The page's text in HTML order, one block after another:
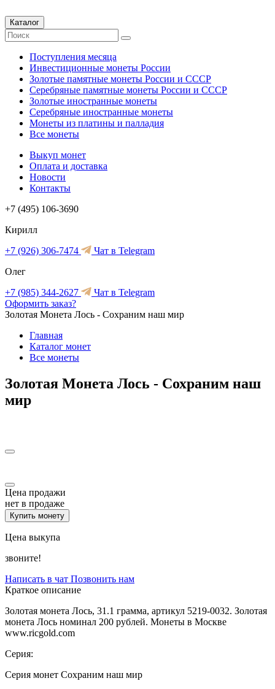
Каталог
Поступления месяца
Инвестиционные монеты России
Золотые памятные монеты России и СССР
Серебряные памятные монеты России и СССР
Золотые иностранные монеты
Серебряные иностранные монеты
Монеты из платины и палладия
Все монеты
Выкуп монет
Оплата и доставка
Новости
Контакты
+7 (495) 106-3690
Кирилл
+7 (926) 306-7474
Чат в Telegram
Олег
+7 (985) 344-2627
Чат в Telegram
Оформить заказ?
Золотая Монета Лось - Сохраним наш мир
Главная
Каталог монет
Все монеты
Золотая Монета Лось - Сохраним наш
мир
Цена продажи
нет в продаже
Купить монету
Цена выкупа
звоните!
Написать в чат Позвонить нам
Краткое описание
Золотая монета Лось, 31.1 грамма, артикул 5219-0032. Золотая
монета Лось номинал 200 рублей. Монеты в Москве
www.ricgold.com
Серия:
Серия монет Сохраним наш мир